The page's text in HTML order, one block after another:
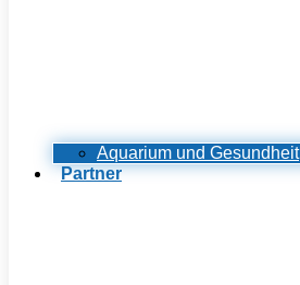
Aquarium und Gesundheit
Partner